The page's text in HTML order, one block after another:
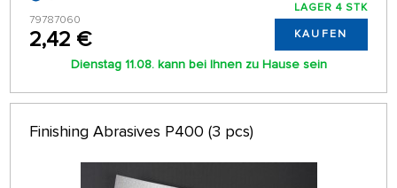
79787060
2,42 €
LAGER 4 STK
KAUFEN
Dienstag 11.08. kann bei Ihnen zu Hause sein
Finishing Abrasives P400 (3 pcs)